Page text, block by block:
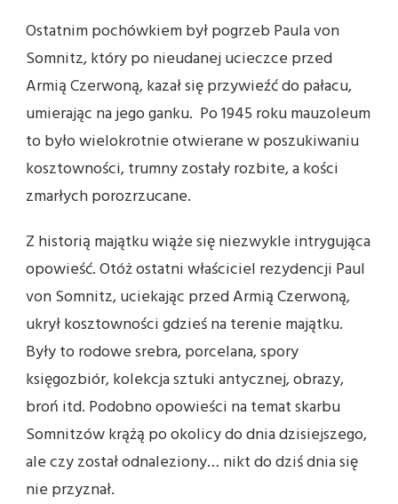
Ostatnim pochówkiem był pogrzeb Paula von
Somnitz, który po nieudanej ucieczce przed
Armią Czerwoną, kazał się przywieźć do pałacu,
umierając na jego ganku. Po 1945 roku mauzoleum
to było wielokrotnie otwierane w poszukiwaniu
kosztowności, trumny zostały rozbite, a kości
zmarłych porozrzucane.
Z historią majątku wiąże się niezwykle intrygująca
opowieść. Otóż ostatni właściciel rezydencji Paul
von Somnitz, uciekając przed Armią Czerwoną,
ukrył kosztowności gdzieś na terenie majątku.
Były to rodowe srebra, porcelana, spory
księgozbiór, kolekcja sztuki antycznej, obrazy,
broń itd. Podobno opowieści na temat skarbu
Somnitzów krążą po okolicy do dnia dzisiejszego,
ale czy został odnaleziony… nikt do dziś dnia się
nie przyznał.